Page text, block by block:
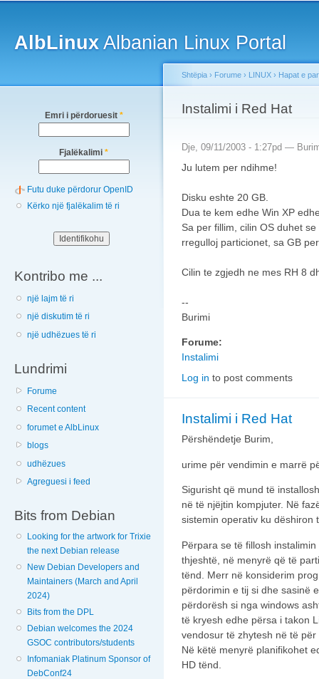
AlbLinuxAlbanian Linux Portal
Emri i përdoruesit *
Fjalëkalimi *
Futu duke përdorur OpenID
Kërko një fjalëkalim të ri
Kontribo me ...
një lajm të ri
një diskutim të ri
një udhëzues të ri
Lundrimi
Forume
Recent content
forumet e AlbLinux
blogs
udhëzues
Agreguesi i feed
Bits from Debian
Looking for the artwork for Trixie
the next Debian release
New Debian Developers and
Maintainers (March and April
2024)
Bits from the DPL
Debian welcomes the 2024
GSOC contributors/students
Infomaniak Platinum Sponsor of
DebConf24
You are here
Shtëpia › Forume › LINUX › Hapat e
Instalimi i Red Hat
Dje, 09/11/2003 - 1:27pd —
Ju lutem per ndihme!
Disku eshte 20 GB.
Dua te kem edhe Win XP
Sa per fillim, cilin OS duhet
rregulloj particionet, sa GB
Cilin te zgjedh ne mes RH 8
--
Burimi
Forume:
Instalimi
Log in to post comments
Instalimi i Red Hat
Përshëndetje Burim,
urime për vendimin e marrë
Sigurisht që mund të
në të njëjtin kompjuter. Në
sistemin operativ ku dëshiron
Përpara se të fillosh
thjeshtë, në menyrë që të
tënd. Merr në konsiderim
përdorimin e tij si dhe sasinë
përdorësh si nga windows
të kryesh edhe përsa i takon
vendosur të zhytesh në të
Në këtë menyrë planifikohet
HD tënd.